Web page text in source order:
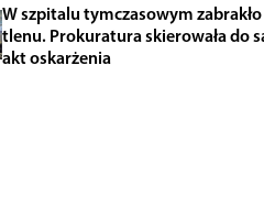
W szpitalu tymczasowym zabrakło
tlenu. Prokuratura skierowała do
akt oskarżenia